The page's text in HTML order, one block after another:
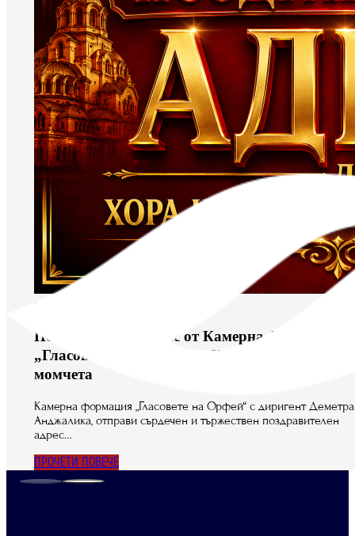
юни 3, 2026
Поздравителен адрес от Камерна формация
„Гласовете на Орфей“ до Хора на Софийските
момчета
Камерна формация „Гласовете на Орфей“ с диригент Деметра
Анджалика, отправи сърдечен и тържествен поздравителен
адрес…
ПРОЧЕТИ ПОВЕЧЕ